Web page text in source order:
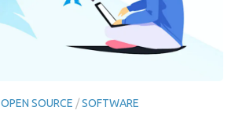
OPEN SOURCE /SOFTWARE